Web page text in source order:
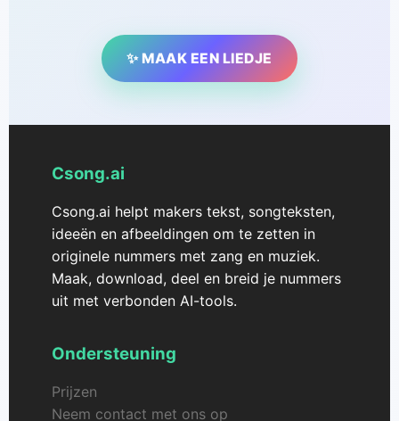
✨ MAAK EEN LIEDJE
Csong.ai
Csong.ai helpt makers tekst, songteksten,
ideeën en afbeeldingen om te zetten in
originele nummers met zang en muziek.
Maak, download, deel en breid je nummers
uit met verbonden AI-tools.
Ondersteuning
Prijzen
Neem contact met ons op